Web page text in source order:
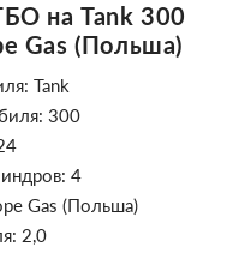
на Tank 300
Gas (Польша)
Tank
300
4
Gas (Польша)
2,0